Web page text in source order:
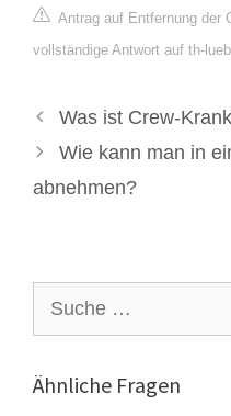
Antrag auf Entfernung der
vollständige Antwort auf th-
Was ist Crew-
Wie kann man in
abnehmen?
nach:
Ähnliche Fragen